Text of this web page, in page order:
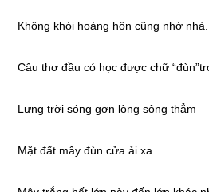
Không khói hoàng hôn cũng nhớ nhà.
Câu thơ đầu có học được chữ
Lưng trời sóng gợn lòng sông thẳm
Mặt đất mây đùn cửa ải xa.